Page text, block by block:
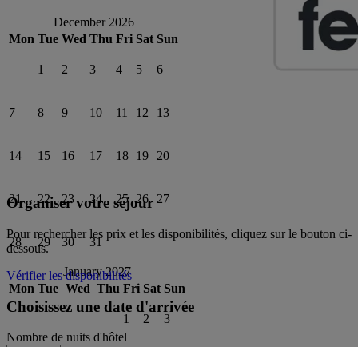
December 2026
Mon Tue Wed Thu Fri Sat Sun
1 2 3 4 5 6
7 8 9 10 11 12 13
14 15 16 17 18 19 20
21 22 23 24 25 26 27
28 29 30 31
January 2027
Mon Tue Wed Thu Fri Sat Sun
1 2 3
Organiser votre séjour
Pour rechercher les prix et les disponibilités, cliquez sur le bouton ci-
dessous.
Vérifier les disponibilités
Choisissez une date d'arrivée
Nombre de nuits d'hôtel